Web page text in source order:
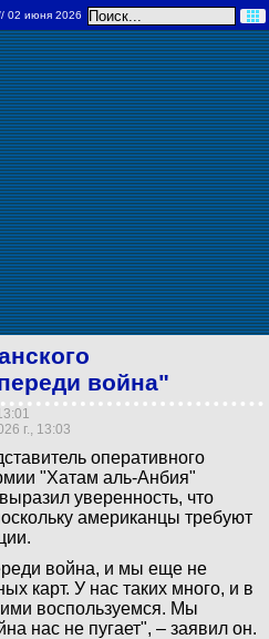
02 июня 2026
война"
г., 13:03
оперативного
"Хатам аль-Анбия"
уверенность, что
американцы требуют
война, и мы еще не
карт. У нас таких много, и в
воспользуемся. Мы
нас не пугает", – заявил он.